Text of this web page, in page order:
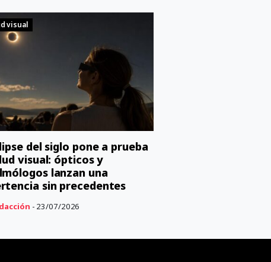
visual
del siglo pone a prueba
visual: ópticos y
lanzan una
sin precedentes
- 23/07/2026